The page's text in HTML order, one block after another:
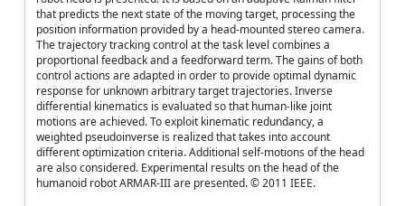
that predicts the next state of the moving target, processing the
position information provided by a head-mounted stereo camera.
The trajectory tracking control at the task level combines a
proportional feedback and a feedforward term. The gains of both
control actions are adapted in order to provide optimal dynamic
response for unknown arbitrary target trajectories. Inverse
differential kinematics is evaluated so that human-like joint
motions are achieved. To exploit kinematic redundancy, a
weighted pseudoinverse is realized that takes into account
different optimization criteria. Additional self-motions of the head
are also considered. Experimental results on the head of the
humanoid robot ARMAR-III are presented. © 2011 IEEE.